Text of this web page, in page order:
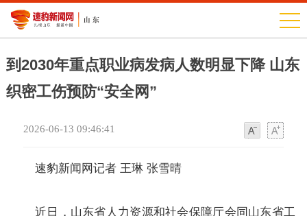
到2030年重点职业病发病人数明显下降 山东
织密工伤预防“安全网”
2026-06-13 09:46:41
速豹新闻网记者 王琳 张雪晴
近日，山东省人力资源和社会保障厅会同山东省工